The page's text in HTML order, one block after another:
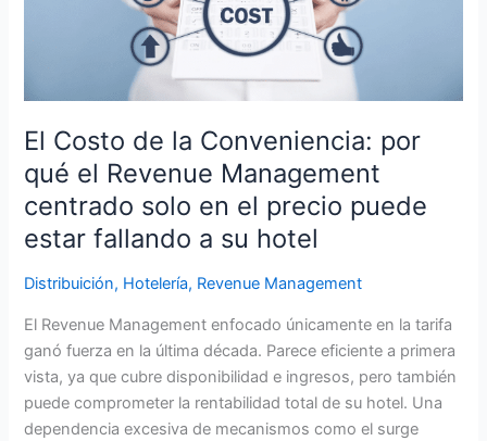
El Costo de la Conveniencia: por
qué el Revenue Management
centrado solo en el precio puede
estar fallando a su hotel
Distribuición, Hotelería, Revenue Management
El Revenue Management enfocado únicamente en la tarifa
ganó fuerza en la última década. Parece eficiente a primera
vista, ya que cubre disponibilidad e ingresos, pero también
puede comprometer la rentabilidad total de su hotel. Una
dependencia excesiva de mecanismos como el surge
Management
centrado
en
el
precio
estar
fallando
su
hotel